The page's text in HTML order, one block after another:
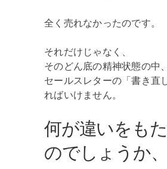
全く売れなかったのです。
それだけじゃなく、
そのどん底の精神状態の中、
セールスレターの「書き直
ればいけません。
何が違いをも
のでしょうか、